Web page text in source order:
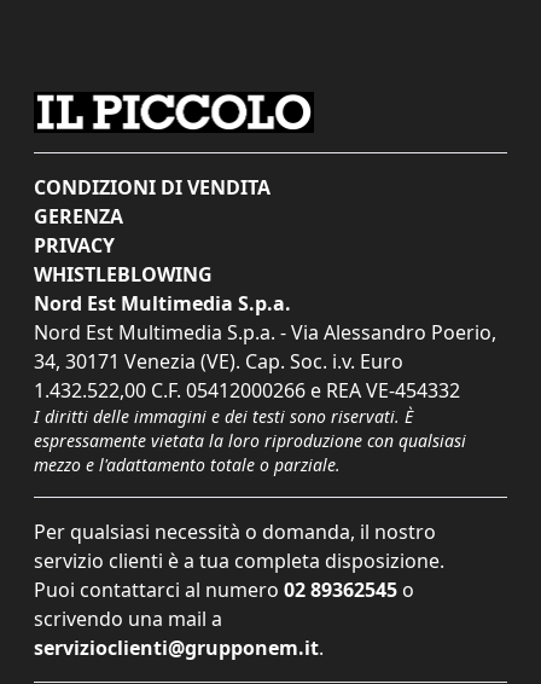
CONDIZIONI DI VENDITA
GERENZA
PRIVACY
WHISTLEBLOWING
Nord Est Multimedia S.p.a.
Nord Est Multimedia S.p.a. - Via Alessandro Poerio,
34, 30171 Venezia (VE). Cap. Soc. i.v. Euro
1.432.522,00 C.F. 05412000266 e REA VE-454332
I diritti delle immagini e dei testi sono riservati. È
espressamente vietata la loro riproduzione con qualsiasi
mezzo e l'adattamento totale o parziale.
Per qualsiasi necessità o domanda, il nostro
servizio clienti è a tua completa disposizione.
Puoi contattarci al numero 02 89362545 o
scrivendo una mail a
servizioclienti@grupponem.it.